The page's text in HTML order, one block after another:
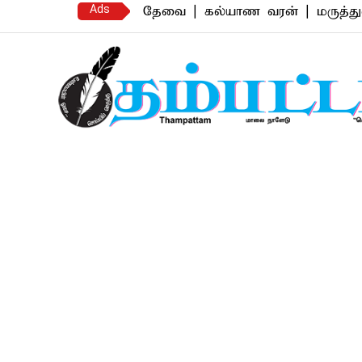
Ads
ஆட்கள் தேவை | கல்யாண வரன் | மருத்துவம் |